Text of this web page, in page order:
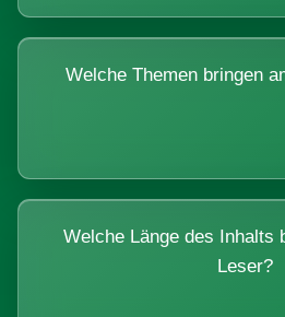
Welche Themen bringen
Welche Länge des Inhalts
Leser?